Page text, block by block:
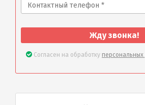
Жду звонка!
Согласен на обработку